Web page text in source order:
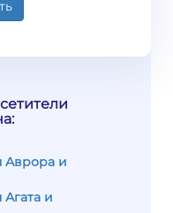
Аврора и
и